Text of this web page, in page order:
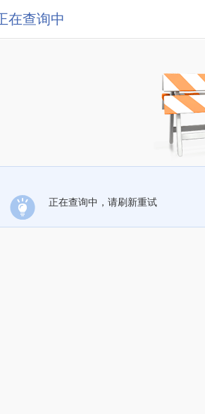
在查询中
正在查询中，请刷新重试